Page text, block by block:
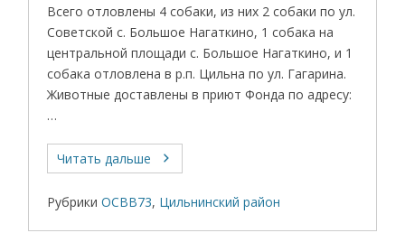
Всего отловлены 4 собаки, из них 2 собаки по ул.
Советской с. Большое Нагаткино, 1 собака на
центральной площади с. Большое Нагаткино, и 1
собака отловлена в р.п. Цильна по ул. Гагарина.
Животные доставлены в приют Фонда по адресу:
…
Читать дальше
Рубрики ОСВВ73, Цильнинский район